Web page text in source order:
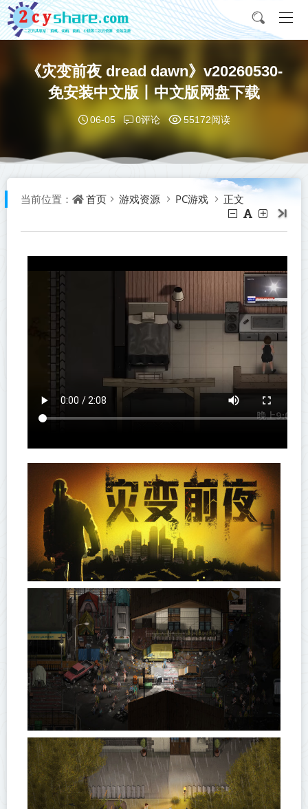
《灾变前夜 dread dawn》v20260530-
免安装中文版丨中文版网盘下载
06-05 0评论 55172阅读
当前位置： 首页 游戏资源 PC游戏 正文